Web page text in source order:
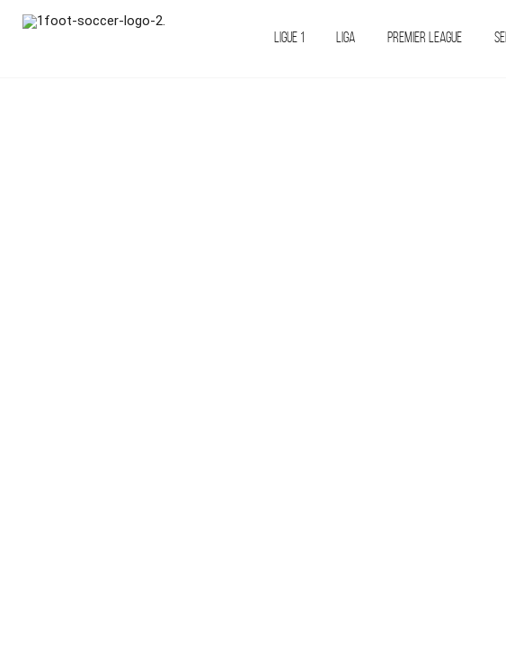
LIGUE 1 LIGA PREMIER LEAGUE